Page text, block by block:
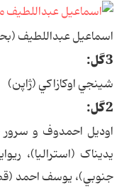
اسماعيل عبداللطيف
3 گل:
شينجي اوکازاکي (ژاپن)
2 گل:
اوديل احمدوف و سرور
يديناک (استراليا)،
جنوبي)، يوسف احمد